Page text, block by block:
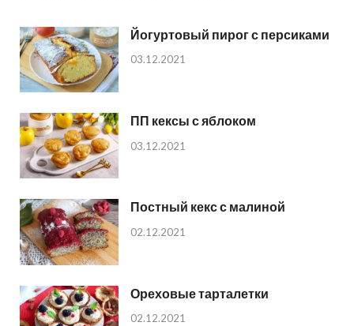
Йогуртовый пирог с персиками
03.12.2021
ПП кексы с яблоком
03.12.2021
Постный кекс с малиной
02.12.2021
Ореховые тарталетки
02.12.2021